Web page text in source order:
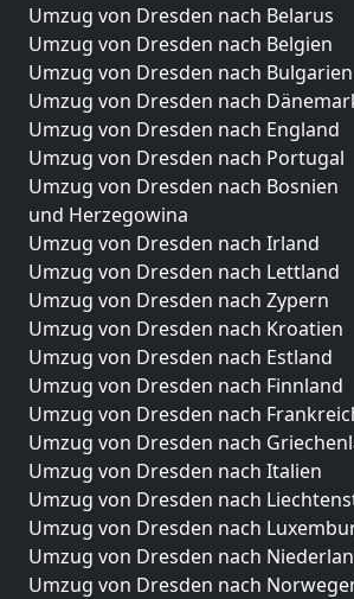
Umzug von Dresden nach Belarus
Umzug von Dresden nach Belgien
Umzug von Dresden nach Bulgarien
Umzug von Dresden nach
Umzug von Dresden nach England
Umzug von Dresden nach Portugal
Umzug von Dresden nach Bosnien
und Herzegowina
Umzug von Dresden nach Irland
Umzug von Dresden nach Lettland
Umzug von Dresden nach Zypern
Umzug von Dresden nach Kroatien
Umzug von Dresden nach Estland
Umzug von Dresden nach Finnland
Umzug von Dresden nach
Umzug von Dresden nach
Umzug von Dresden nach Italien
Umzug von Dresden nach
Umzug von Dresden nach
Umzug von Dresden nach
Umzug von Dresden nach